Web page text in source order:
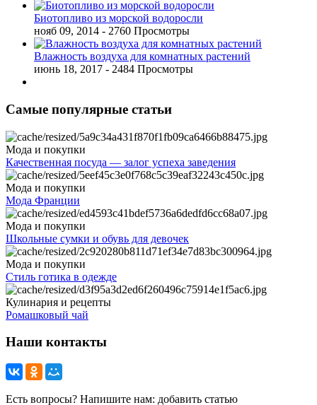
Биотопливо из морской водоросли
нояб 09, 2014 - 2760 Просмотры
Влажность воздуха для комнатных растений
июнь 18, 2017 - 2484 Просмотры
Самые популярные статьи
Мода и покупки
Качественная посуда — залог успеха заведения
Мода и покупки
Мода Франции
Мода и покупки
Школьные сумки и обувь для девочек
Мода и покупки
Стиль готика в одежде
Кулинария и рецепты
Ромашковый чай
Наши контакты
Есть вопросы? Напишите нам: добавить статью